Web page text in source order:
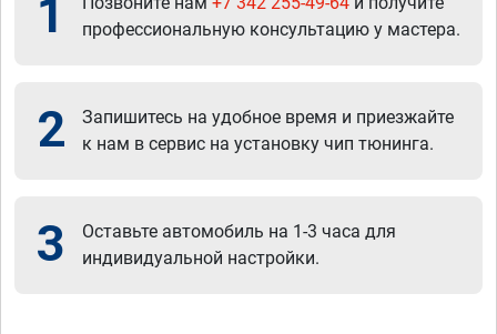
1
профессиональную консультацию у мастера.
2
Запишитесь на удобное время и приезжайте
к нам в сервис на установку чип тюнинга.
3
Оставьте автомобиль на 1-3 часа для
индивидуальной настройки.